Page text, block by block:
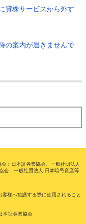
貸株サービスから外す
の案内が届きませんで
：日本証券業協会、一般社団法人
会、一般社団法人 日本暗号資産等
様へ勧誘する際に使用されること
本証券業協会